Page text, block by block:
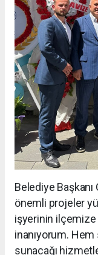
Belediye Başkanı
önemli projeler
işyerinin ilçemize
inanıyorum.
sunacağı